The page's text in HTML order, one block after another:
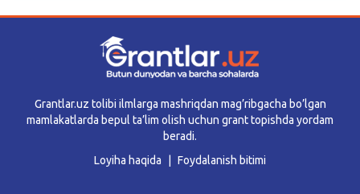
Grantlar.uz tolibi ilmlarga mashriqdan mag’ribgacha bo’lgan
mamlakatlarda bepul ta’lim olish uchun grant topishda yordam
beradi.
Loyiha haqida
Foydalanish bitimi